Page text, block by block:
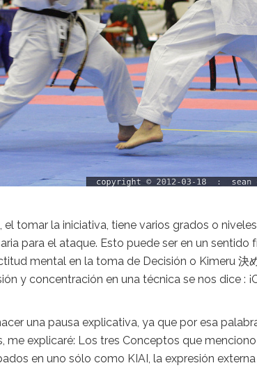
el tomar la iniciativa, tiene varios grados o
para el ataque. Esto puede ser en un
mental en la toma de Decisión o Kimeru 決
y concentración en una técnica se nos dice :
una pausa explicativa, ya que por esa
me explicaré: Los tres Conceptos que
en uno sólo como KIAI, la expresión